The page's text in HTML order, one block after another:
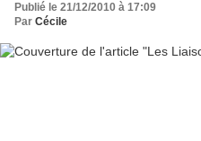
Publié le 21/12/2010 à 17:09
Par Cécile